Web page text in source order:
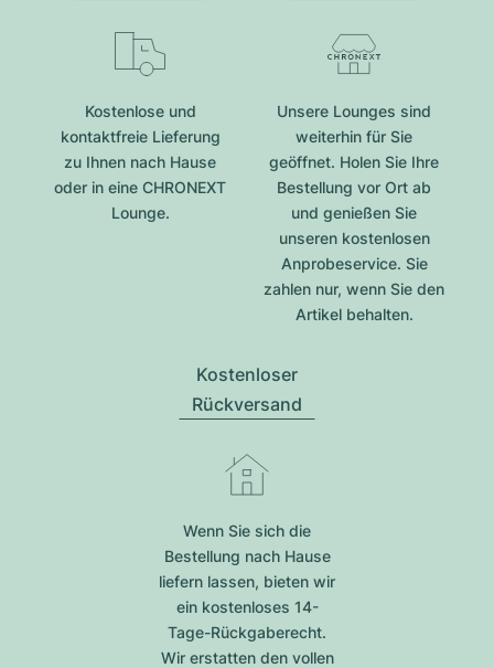
Kostenlose und
kontaktfreie Lieferung
zu Ihnen nach Hause
oder in eine CHRONEXT
Lounge.
Unsere Lounges sind
weiterhin für Sie
geöffnet. Holen Sie Ihre
Bestellung vor Ort ab
und genießen Sie
unseren kostenlosen
Anprobeservice. Sie
zahlen nur, wenn Sie den
Artikel behalten.
Kostenloser
Rückversand
Wenn Sie sich die
Bestellung nach Hause
liefern lassen, bieten wir
ein kostenloses 14-
Tage-Rückgaberecht.
Wir erstatten den vollen